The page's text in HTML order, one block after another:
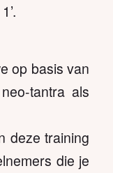
op basis van
tantra als
deze training
die je